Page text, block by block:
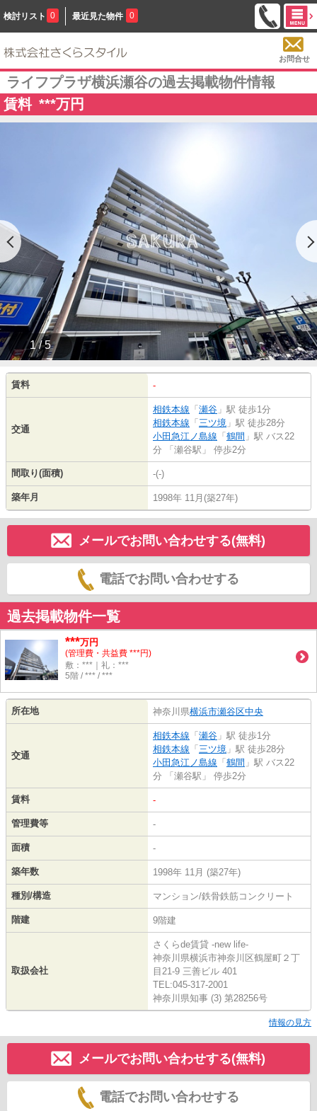
検討リスト 0 最近見た物件 0
お問合せ
ライフプラザ横浜瀬谷の過去掲載物件情報
賃料 ***万円
1 / 5
賃料 -
交通
相鉄本線 「 瀬谷 」駅 徒歩1分
相鉄本線 「 三ツ境 」駅 徒歩28分
小田急江ノ島線 「 鶴間 」駅 バス22
分 「瀬谷駅」 停歩2分
間取り(面積) -(-)
築年月 1998年 11月(築27年)
メールでお問い合わせする(無料)
電話でお問い合わせする
過去掲載物件一覧
***万円
(管理費・共益費 ***円)
敷：***｜礼：***
5階 / *** / ***
所在地 神奈川県横浜市瀬谷区中央
交通
相鉄本線 「 瀬谷 」駅 徒歩1分
相鉄本線 「 三ツ境 」駅 徒歩28分
小田急江ノ島線 「 鶴間 」駅 バス22
分 「瀬谷駅」 停歩2分
賃料 -
管理費等 -
面積 -
築年数 1998年 11月 (築27年)
種別/構造 マンション/鉄骨鉄筋コンクリート
階建 9階建
取扱会社
さくらde賃貸 -new life-
神奈川県横浜市神奈川区鶴屋町２丁
目21-9 三善ビル 401
TEL:045-317-2001
神奈川県知事 (3) 第28256号
情報の見方
メールでお問い合わせする(無料)
電話でお問い合わせする